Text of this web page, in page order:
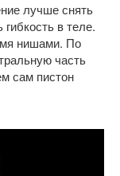
лучше снять
в теле.
нишами. По
часть
сам пистон